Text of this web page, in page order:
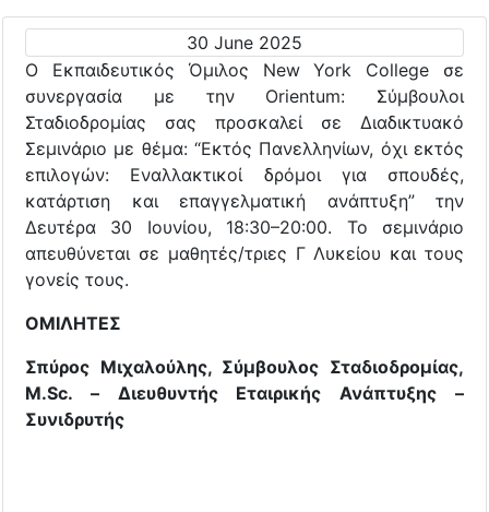
30 June 2025
Ο Εκπαιδευτικός Όμιλος New York College σε
συνεργασία με την Orientum: Σύμβουλοι
Σταδιοδρομίας σας προσκαλεί σε Διαδικτυακό
Σεμινάριο με θέμα: “Εκτός Πανελληνίων, όχι εκτός
επιλογών: Εναλλακτικοί δρόμοι για σπουδές,
κατάρτιση και επαγγελματική ανάπτυξη” την
Δευτέρα 30 Ιουνίου, 18:30–20:00. Το σεμινάριο
απευθύνεται σε μαθητές/τριες Γ Λυκείου και τους
γονείς τους.
ΟΜΙΛΗΤΕΣ
Σπύρος Μιχαλούλης, Σύμβουλος Σταδιοδρομίας,
M.Sc. – Διευθυντής Εταιρικής Ανάπτυξης –
Συνιδρυτής